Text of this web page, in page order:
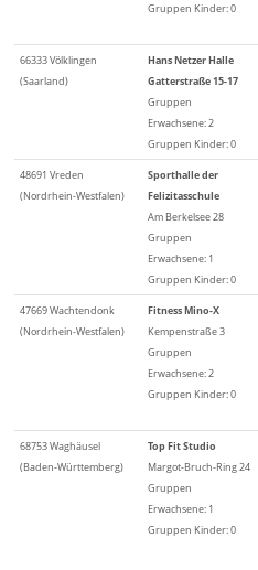
Gruppen Kinder: 0
66333 Völklingen
(Saarland)
Hans Netzer Halle
Gatterstraße 15-17
Gruppen
Erwachsene: 2
Gruppen Kinder: 0
48691 Vreden
(Nordrhein-Westfalen)
Sporthalle der
Felizitasschule
Am Berkelsee 28
Gruppen
Erwachsene: 1
Gruppen Kinder: 0
47669 Wachtendonk
(Nordrhein-Westfalen)
Fitness Mino-X
Kempenstraße 3
Gruppen
Erwachsene: 2
Gruppen Kinder: 0
68753 Waghäusel
(Baden-Württemberg)
Top Fit Studio
Margot-Bruch-Ring 24
Gruppen
Erwachsene: 1
Gruppen Kinder: 0